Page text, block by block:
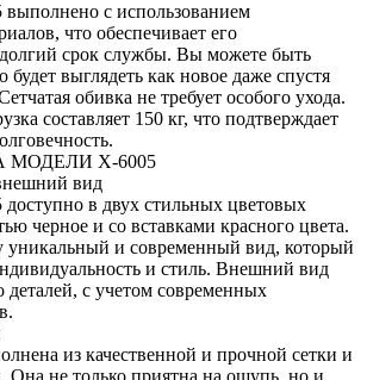
с использованием
что обеспечивает его
долгий срок службы. Вы можете быть
будет выглядеть как новое даже спустя
обивка не требует особого ухода.
составляет 150 кг, что подтверждает
X-6005
вид
в двух стильных цветовых
черное и со вставками красного цвета.
уникальный и современный вид, который
и стиль. Внешний вид
деталей, с учетом современных
из качественной и прочной сетки и